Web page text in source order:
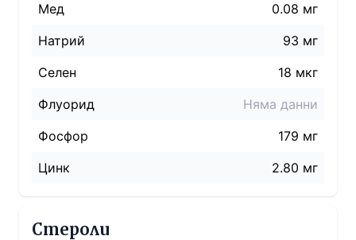
Мед
0.08 мг
Натрий
93 мг
Селен
18 мкг
Флуорид
Няма данни
Фосфор
179 мг
Цинк
2.80 мг
Стероли